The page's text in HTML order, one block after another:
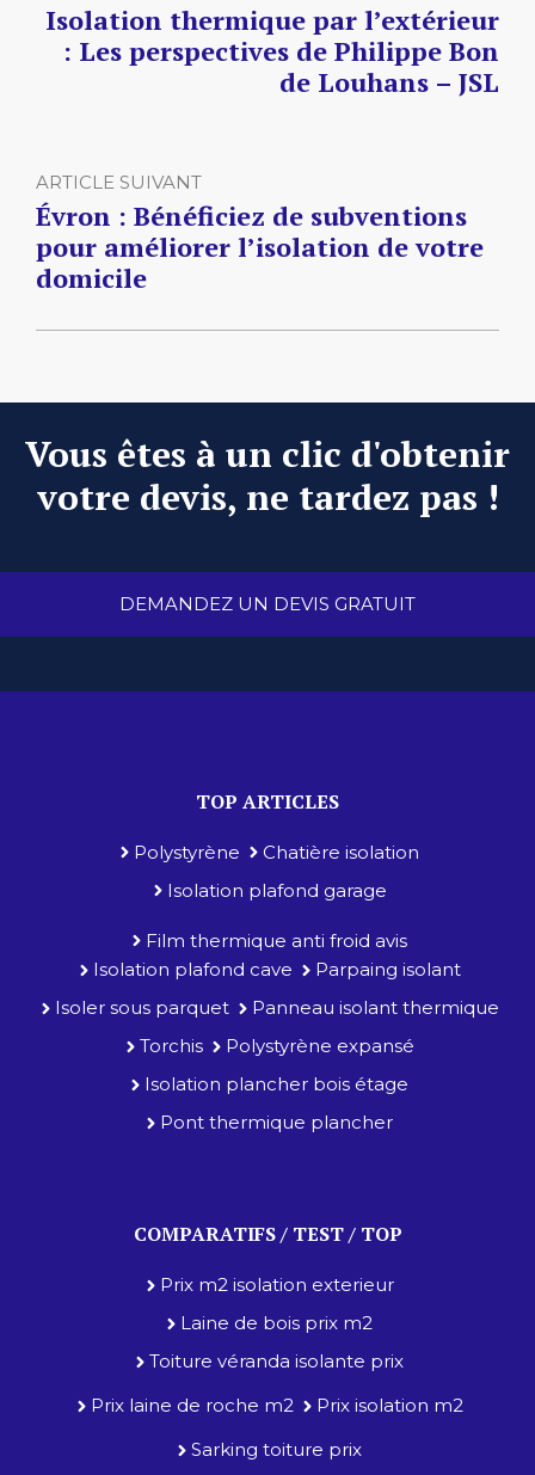
Isolation thermique par l’extérieur
: Les perspectives de Philippe Bon
de Louhans – JSL
ARTICLE SUIVANT
Évron : Bénéficiez de subventions
pour améliorer l’isolation de votre
domicile
Vous êtes à un clic d'obtenir
votre devis, ne tardez pas !
DEMANDEZ UN DEVIS GRATUIT
TOP ARTICLES
Polystyrène
Chatière isolation
Isolation plafond garage
Film thermique anti froid avis
Isolation plafond cave
Parpaing isolant
Isoler sous parquet
Panneau isolant thermique
Torchis
Polystyrène expansé
Isolation plancher bois étage
Pont thermique plancher
COMPARATIFS / TEST / TOP
Prix m2 isolation exterieur
Laine de bois prix m2
Toiture véranda isolante prix
Prix laine de roche m2
Prix isolation m2
Sarking toiture prix